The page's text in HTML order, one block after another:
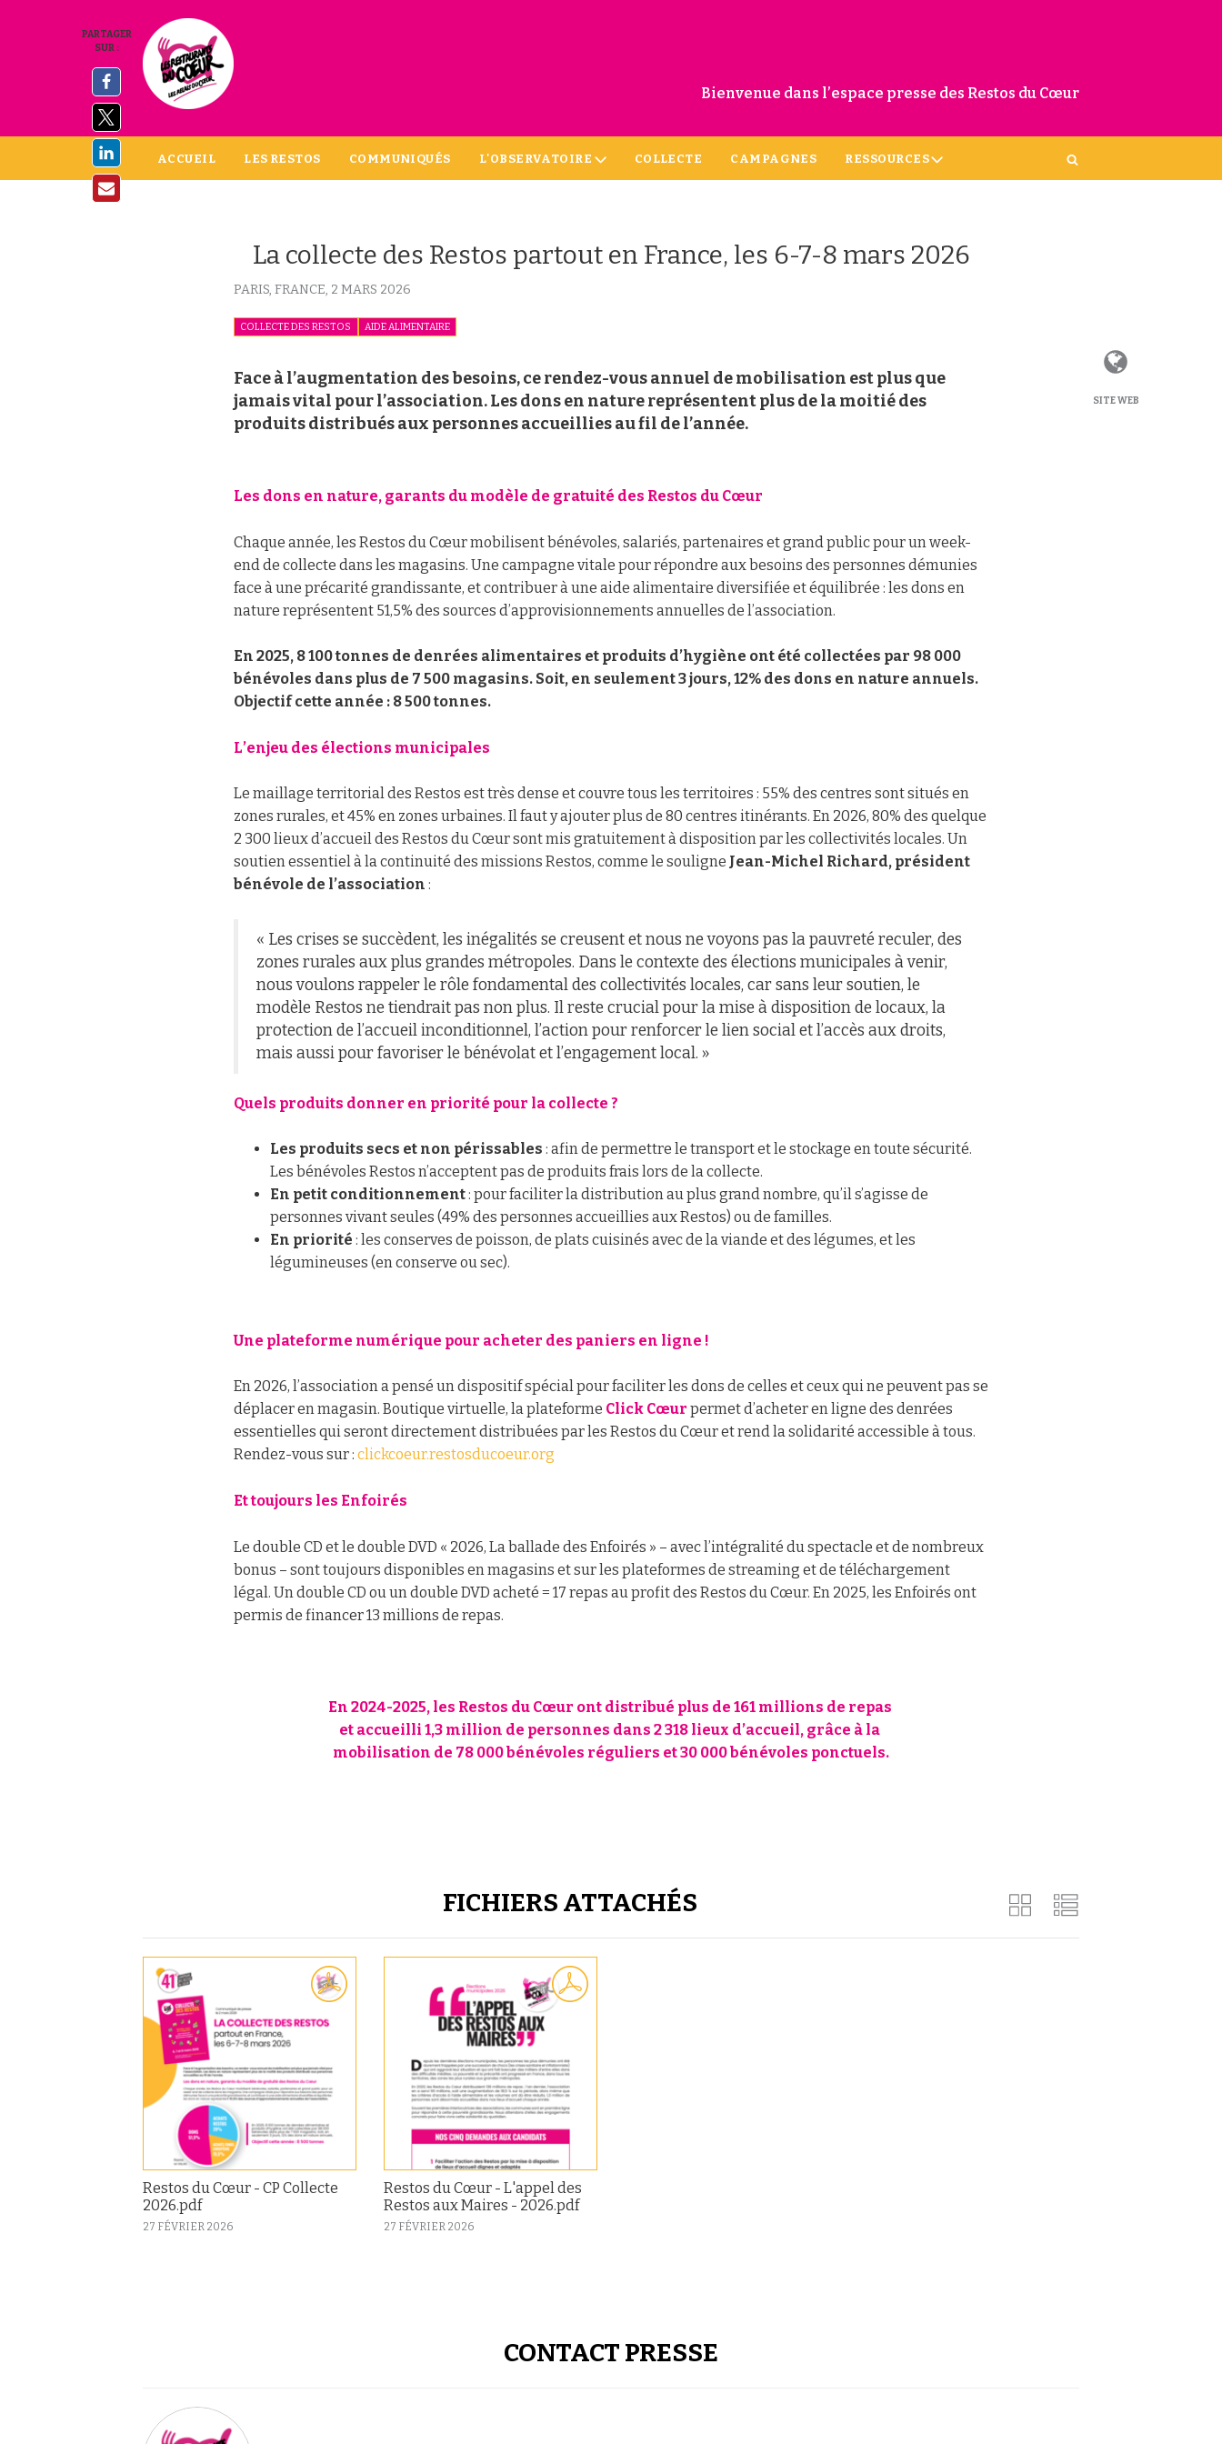
Bienvenue dans l’espace presse des Restos du Cœur
ACCUEIL LES RESTOS COMMUNIQUÉS L'OBSERVATOIRE COLLECTE CAMPAGNES RESSOURCES
La collecte des Restos partout en France, les 6-7-8 mars 2026
PARIS, FRANCE, 2 MARS 2026
COLLECTE DES RESTOS AIDE ALIMENTAIRE
Face à l’augmentation des besoins, ce rendez-vous annuel de mobilisation est plus que
jamais vital pour l’association. Les dons en nature représentent plus de la moitié des
produits distribués aux personnes accueillies au fil de l’année.
PARTAGER
SUR :
SITE WEB
Les dons en nature, garants du modèle de gratuité des Restos du Cœur
Chaque année, les Restos du Cœur mobilisent bénévoles, salariés, partenaires et grand public pour un week-
end de collecte dans les magasins. Une campagne vitale pour répondre aux besoins des personnes démunies
face à une précarité grandissante, et contribuer à une aide alimentaire diversifiée et équilibrée : les dons en
nature représentent 51,5% des sources d’approvisionnements annuelles de l’association.
En 2025, 8 100 tonnes de denrées alimentaires et produits d’hygiène ont été collectées par 98 000
bénévoles dans plus de 7 500 magasins. Soit, en seulement 3 jours, 12% des dons en nature annuels.
Objectif cette année : 8 500 tonnes.
L’enjeu des élections municipales
Le maillage territorial des Restos est très dense et couvre tous les territoires : 55% des centres sont situés en
zones rurales, et 45% en zones urbaines. Il faut y ajouter plus de 80 centres itinérants. En 2026, 80% des quelque
2 300 lieux d’accueil des Restos du Cœur sont mis gratuitement à disposition par les collectivités locales. Un
soutien essentiel à la continuité des missions Restos, comme le souligne Jean-Michel Richard, président
bénévole de l’association :
« Les crises se succèdent, les inégalités se creusent et nous ne voyons pas la pauvreté reculer, des
zones rurales aux plus grandes métropoles. Dans le contexte des élections municipales à venir,
nous voulons rappeler le rôle fondamental des collectivités locales, car sans leur soutien, le
modèle Restos ne tiendrait pas non plus. Il reste crucial pour la mise à disposition de locaux, la
protection de l’accueil inconditionnel, l’action pour renforcer le lien social et l’accès aux droits,
mais aussi pour favoriser le bénévolat et l’engagement local. »
Quels produits donner en priorité pour la collecte ?
Les produits secs et non périssables : afin de permettre le transport et le stockage en toute sécurité.
Les bénévoles Restos n’acceptent pas de produits frais lors de la collecte.
En petit conditionnement: pour faciliter la distribution au plus grand nombre, qu’il s’agisse de
personnes vivant seules (49% des personnes accueillies aux Restos) ou de familles.
En priorité : les conserves de poisson, de plats cuisinés avec de la viande et des légumes, et les
légumineuses (en conserve ou sec).
Une plateforme numérique pour acheter des paniers en ligne !
En 2026, l’association a pensé un dispositif spécial pour faciliter les dons de celles et ceux qui ne peuvent pas se
déplacer en magasin. Boutique virtuelle, la plateforme Click Cœur permet d’acheter en ligne des denrées
essentielles qui seront directement distribuées par les Restos du Cœur et rend la solidarité accessible à tous.
Rendez-vous sur : clickcoeur.restosducoeur.org
Et toujours les Enfoirés
Le double CD et le double DVD « 2026, La ballade des Enfoirés » – avec l’intégralité du spectacle et de nombreux
bonus – sont toujours disponibles en magasins et sur les plateformes de streaming et de téléchargement
légal. Un double CD ou un double DVD acheté = 17 repas au profit des Restos du Cœur. En 2025, les Enfoirés ont
permis de financer 13 millions de repas.
En 2024-2025, les Restos du Cœur ont distribué plus de 161 millions de repas
et accueilli 1,3 million de personnes dans 2 318 lieux d’accueil, grâce à la
mobilisation de 78 000 bénévoles réguliers et 30 000 bénévoles ponctuels.
FICHIERS ATTACHÉS
Restos du Cœur - CP Collecte
2026.pdf
27 FÉVRIER 2026
Restos du Cœur - L'appel des
Restos aux Maires - 2026.pdf
27 FÉVRIER 2026
CONTACT PRESSE